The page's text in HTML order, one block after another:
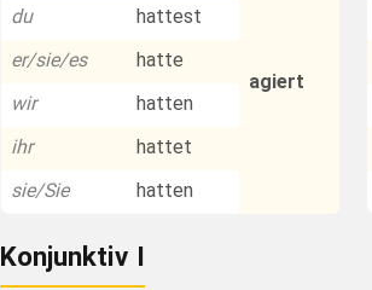
agiert
du
hattest
er/sie/es
hatte
wir
hatten
ihr
hattet
sie/Sie
hatten
Konjunktiv I